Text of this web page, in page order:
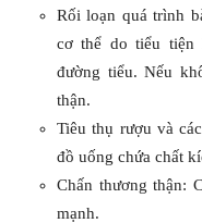
Rối loạn quá trình
cơ thể do tiểu tiện
đường tiểu. Nếu
thận.
Tiêu thụ rượu và
đồ uống chứa chất
Chấn thương thận:
mạnh.